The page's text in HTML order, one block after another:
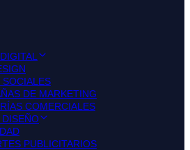
SOCIALES
DE MARKETING
COMERCIALES
PUBLICITARIOS